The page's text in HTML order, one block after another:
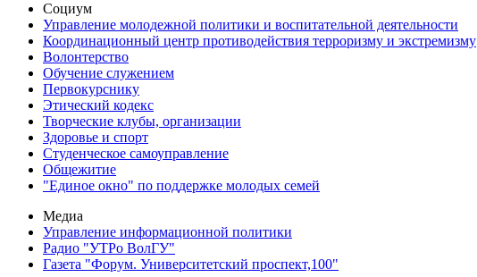
Социум
Управление молодежной политики и воспитательной деятельности
Координационный центр противодействия терроризму и экстремизму
Волонтерство
Обучение служением
Первокурснику
Этический кодекс
Творческие клубы, организации
Здоровье и спорт
Студенческое самоуправление
Общежитие
"Единое окно" по поддержке молодых семей
Медиа
Управление информационной политики
Радио "УТРо ВолГУ"
Газета "Форум. Университетский проспект,100"